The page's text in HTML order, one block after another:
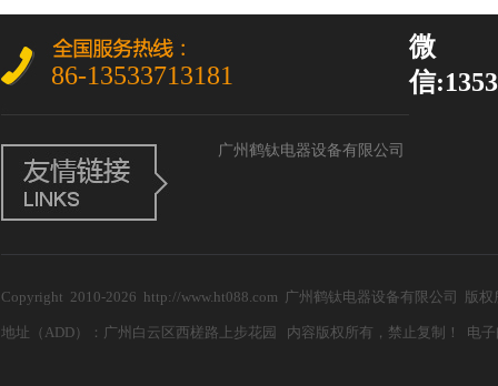
86-13533713181
微
信
广州鹤钛电器设备有限公司
Copyright 2010-2026 http://www.ht088.com 广州鹤钛电器设备有限公司 版
地址（ADD）：广州白云区西槎路上步花园 内容版权所有，禁止复制！ 电